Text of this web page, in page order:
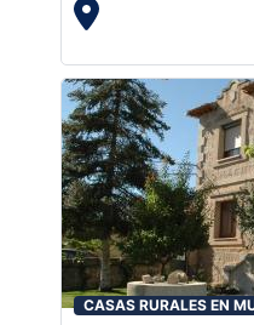
CASAS RURALES EN